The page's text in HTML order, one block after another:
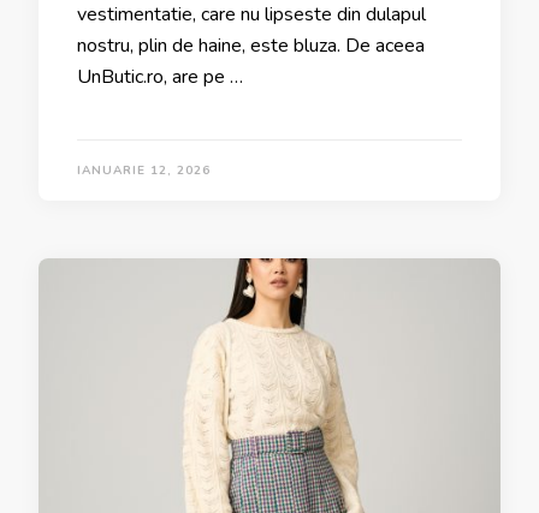
vestimentatie, care nu lipseste din dulapul
nostru, plin de haine, este bluza. De aceea
UnButic.ro, are pe …
IANUARIE 12, 2026